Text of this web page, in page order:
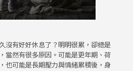
沒有好好休息了？明明很累，卻總是
當然有很多原因。可能是更年期、荷
也可能是長期壓力與情緒累積後，身